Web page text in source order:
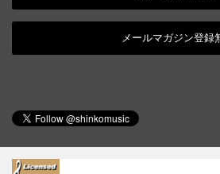
メールマガジン登録